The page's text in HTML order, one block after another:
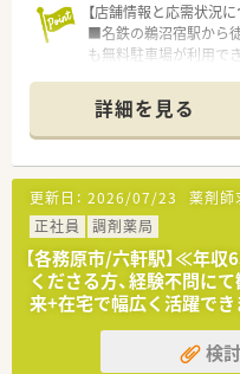
【店舗情報と応需状況に
■名鉄の鵜沼宿駅から
も無料駐車場が利用で
枚ほど応需しており、
■薬剤師は常時1名から
がピッキング作業を強
【法人特徴について】
■各務原市内に本部を構
薬剤師として現場の第
■家族に応援してもら
ベートのバランスを極
■代表は非常に話しや
局経営のノウハウも惜
【勤務実態について】
詳細を見る
更新日： 2026/07/23 薬剤師
正社員
調剤薬局
【各務原市/六軒駅】≪年
くださる方、経験不問に
来+在宅で幅広く活躍でき
検